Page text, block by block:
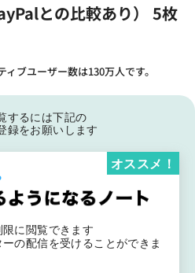
との比較あり） 5枚
ブユーザー数は130万人です。
するには下記の
録をお願いします
に閲覧できます
の配信を受けることができま
オススメ！